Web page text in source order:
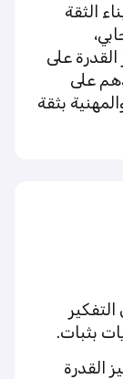
الثقة
على
على
بثقة
بثبات.
القدرة